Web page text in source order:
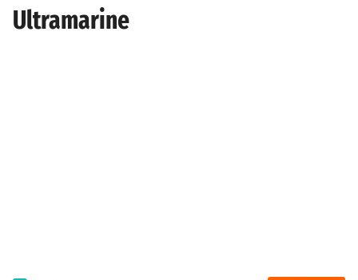
Ultramarine